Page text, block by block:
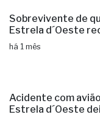
Sobrevivente de
Estrela d´Oeste
há 1 mês
Acidente com
Estrela d´Oeste